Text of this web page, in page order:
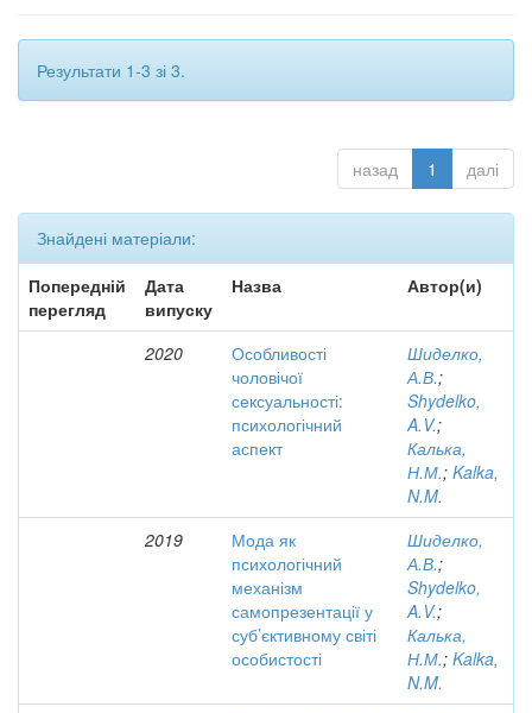
Результати 1-3 зі 3.
назад 1 далі
Знайдені матеріали:
Попередній
перегляд
Дата
випуску
Назва Автор(и)
2020
Особливості
чоловічої
сексуальності:
психологічний
аспект
Шиделко,
А.В.;
Shydelko,
A.V.;
Калька,
Н.М.; Kalka,
N.M.
2019
Мода як
психологічний
механізм
самопрезентації у
суб’єктивному світі
особистості
Шиделко,
А.В.;
Shydelko,
A.V.;
Калька,
Н.М.; Kalka,
N.M.